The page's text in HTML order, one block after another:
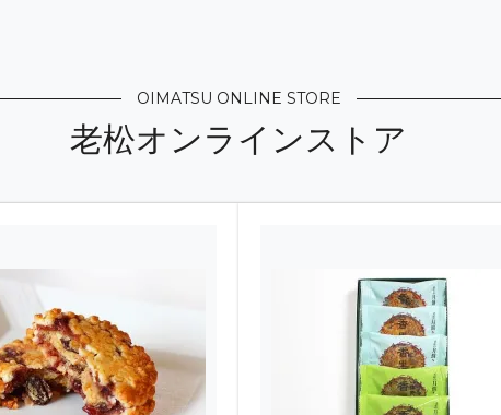
がとうございます。
たら、店頭販売のみに切り替えます。夏柑糖の販売が完全に終了して
へアップいたします。少々お待ちくださいませ。
）
きませんので、ご了承の上お申込み下さい。 一時的に指定日はいれ
お書き添え下さい。不可の場合のみご連絡させていただきます。ご不
した。・受注は7/14までです
がとうございます。
出荷日を7月18日出荷までといたします。
OIMATSU ONLINE STORE
老松オンラインストア